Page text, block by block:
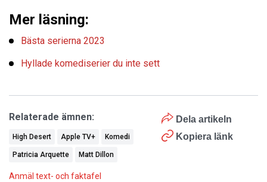
Mer läsning:
Bästa serierna 2023
Hyllade komediserier du inte sett
Dela artikeln
Kopiera länk
Relaterade ämnen:
High Desert Apple TV+ Komedi
Patricia Arquette Matt Dillon
Anmäl text- och faktafel